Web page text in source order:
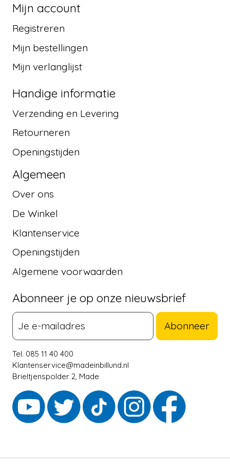
Mijn account
Registreren
Mijn bestellingen
Mijn verlanglijst
Handige informatie
Verzending en Levering
Retourneren
Openingstijden
Algemeen
Over ons
De Winkel
Klantenservice
Openingstijden
Algemene voorwaarden
Abonneer je op onze nieuwsbrief
Abonneer
Tel. 085 11 40 400
Klantenservice@madeinbillund.nl
Brieltjenspolder 2, Made